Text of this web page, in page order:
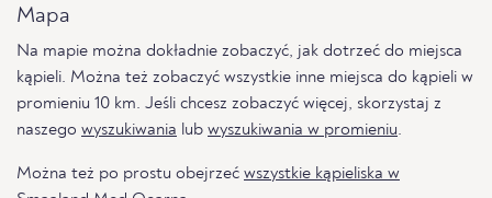
Mapa
Na mapie można dokładnie zobaczyć, jak dotrzeć do miejsca
kąpieli. Można też zobaczyć wszystkie inne miejsca do kąpieli w
promieniu 10 km. Jeśli chcesz zobaczyć więcej, skorzystaj z
naszego wyszukiwania lub wyszukiwania w promieniu.
Można też po prostu obejrzeć wszystkie kąpieliska w